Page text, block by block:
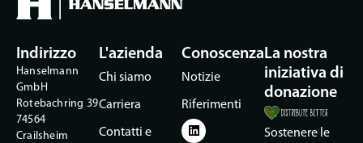
Indirizzo
Hanselmann
GmbH
Rotebachring 39
74564
Crailsheim
L'azienda
Chi siamo
Carriera
Contatti e
Conoscenza
Notizie
Riferimenti
La nostra
iniziativa di
donazione
Sostenere le